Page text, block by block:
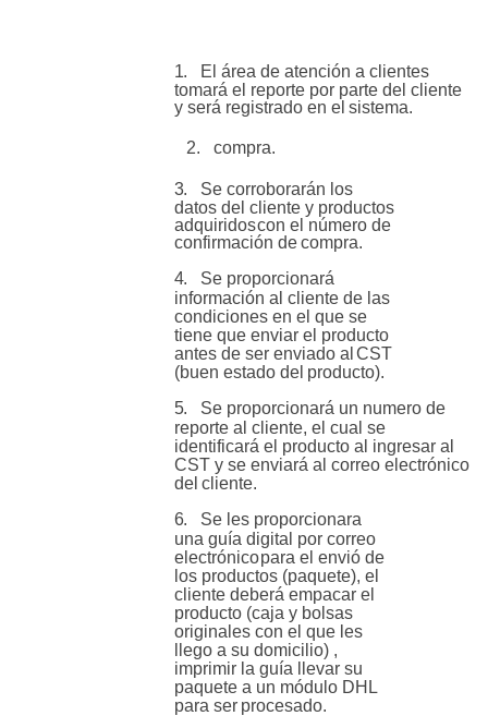
1.
El área de atención a clientes
tomará el reporte por parte del cliente
y será registrado en el sistema.
2. compra.
3.
Se corroborarán los
datos del cliente y productos
adquiridoscon el número de
confirmación de compra.
4.
Se proporcionará
información al cliente de las
condiciones en el que se
tiene que enviar el producto
antes de ser enviado al CST
(buen estado del producto).
5.
Se proporcionará un numero de
reporte al cliente, el cual se
identificará el producto al ingresar al
CST y se enviará al correo electrónico
del cliente.
6.
Se les proporcionara
una guía digital por correo
electrónicopara el envió de
los productos (paquete), el
cliente deberá empacar el
producto (caja y bolsas
originales con el que les
llego a su domicilio) ,
imprimir la guía llevar su
paquete a un módulo DHL
para ser procesado.